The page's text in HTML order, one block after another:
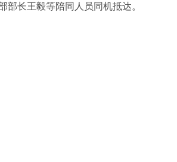
长王毅等陪同人员同机抵达。